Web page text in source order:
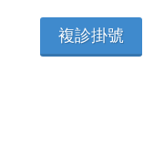
複診掛號